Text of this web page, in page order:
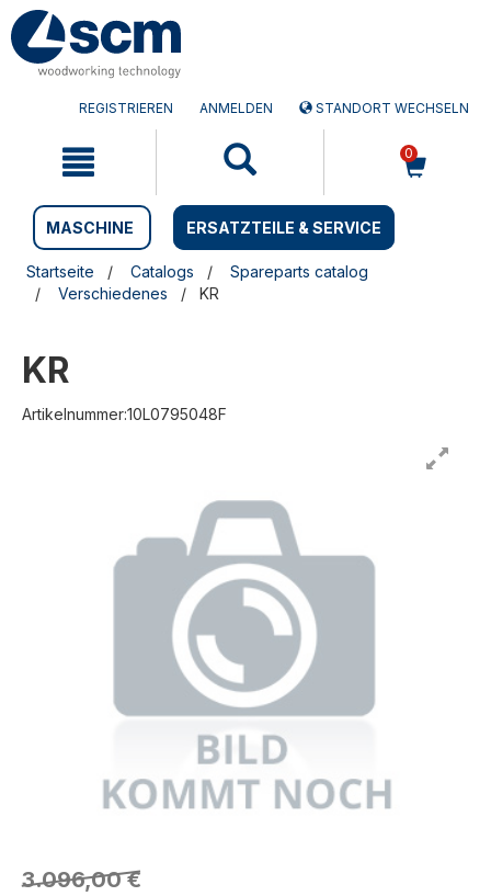
Zum
Inhalt
springen
Zum
Navigationsmen�
springen
REGISTRIEREN ANMELDEN STANDORT WECHSELN
0
MASCHINE ERSATZTEILE & SERVICE
Startseite Catalogs
Spareparts catalog
Verschiedenes
KR
KR
Artikelnummer:10L0795048F
3.096,00 €